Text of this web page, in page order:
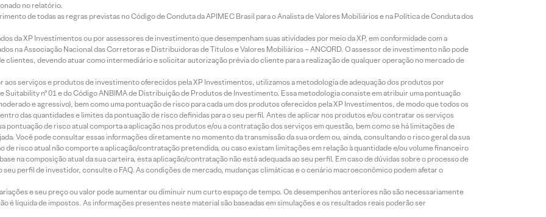
no relatório.
de todas as regras previstas no Código de Conduta da APIMEC Brasil para o Analista de Valores Mobiliários e na Política de Conduta dos
da XP Investimentos ou por assessores de investimento que desempenham suas atividades por meio da XP, em conformidade com a
na Associação Nacional das Corretoras e Distribuidoras de Títulos e Valores Mobiliários – ANCORD. O assessor de investimento não pode
devendo atuar como intermediário e solicitar autorização prévia do cliente para a realização de qualquer operação no mercado de
aos serviços e produtos de investimento oferecidos pela XP Investimentos, utilizamos a metodologia de adequação dos produtos por
nº 01 e do Código ANBIMA de Distribuição de Produtos de Investimento. Essa metodologia consiste em atribuir uma pontuação
e agressivo), bem como uma pontuação de risco para cada um dos produtos oferecidos pela XP Investimentos, de modo que todos os
das quantidades e limites da pontuação de risco definidas para o seu perfil. Antes de aplicar nos produtos e/ou contratar os serviços
de risco atual comporta a aplicação nos produtos e/ou a contratação dos serviços em questão, bem como se há limitações de
Você pode consultar essas informações diretamente no momento da transmissão da sua ordem ou, ainda, consultando o risco geral da sua
de risco atual não comporte a aplicação/contratação pretendida, ou caso existam limitações em relação à quantidade e/ou volume financeiro
na composição atual da sua carteira, esta aplicação/contratação não está adequada ao seu perfil. Em caso de dúvidas sobre o processo de
perfil de investidor, consulte o FAQ. As condições de mercado, mudanças climáticas e o cenário macroeconômico podem afetar o
e seu preço ou valor pode aumentar ou diminuir num curto espaço de tempo. Os desempenhos anteriores não são necessariamente
é líquida de impostos. As informações presentes neste material são baseadas em simulações e os resultados reais poderão ser